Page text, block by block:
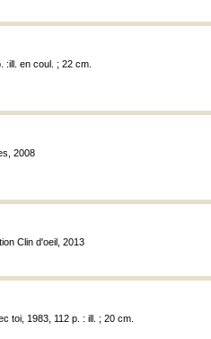
:ill. en coul. ; 22 cm.
2008
Clin d'oeil, 2013
toi, 1983, 112 p. : ill. ; 20 cm.